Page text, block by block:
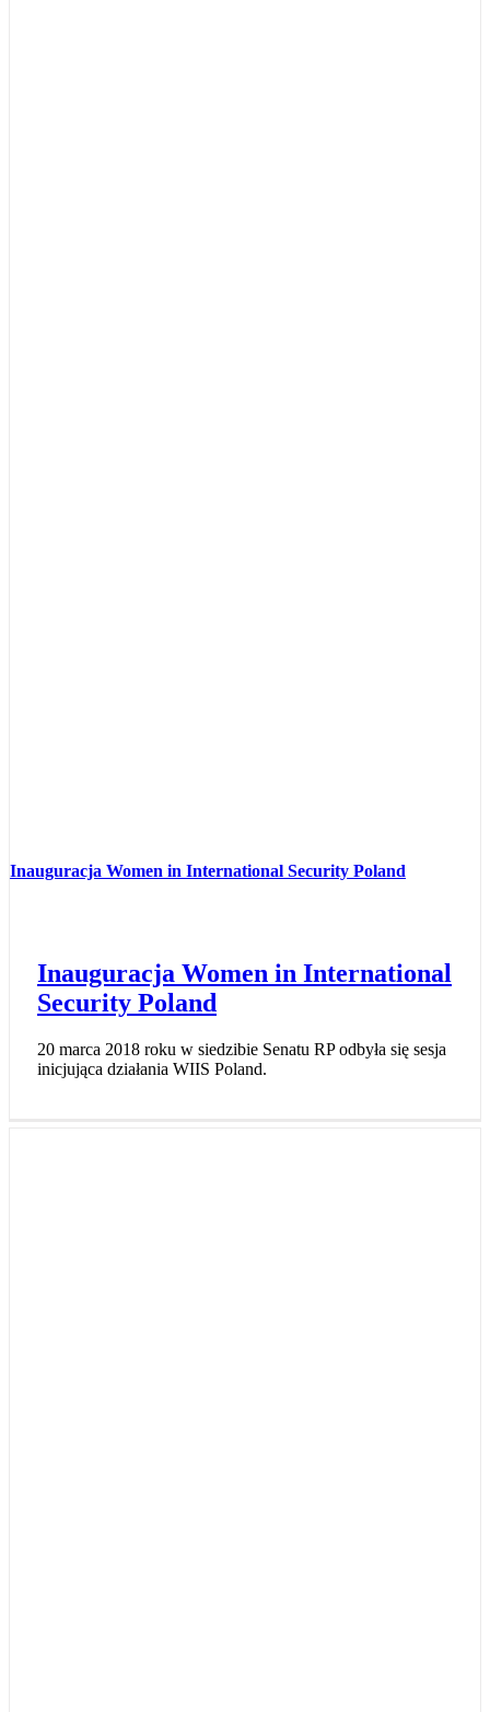
Inauguracja Women in International Security Poland
Inauguracja Women in International
Security Poland
20 marca 2018 roku w siedzibie Senatu RP odbyła się sesja
inicjująca działania WIIS Poland.